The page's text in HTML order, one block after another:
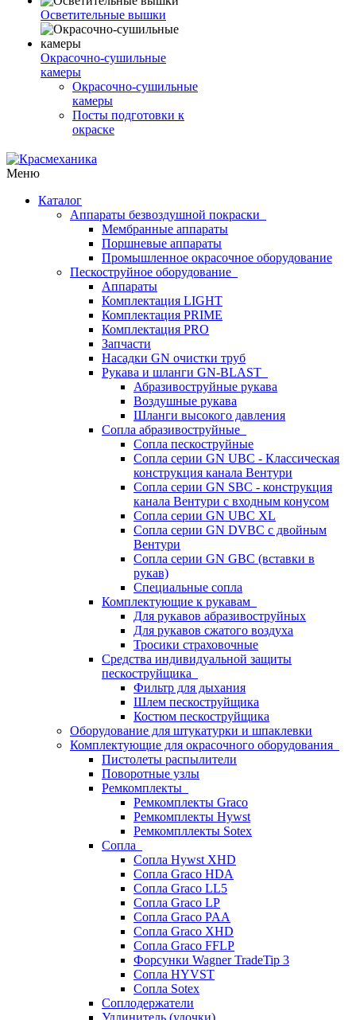
Осветительные вышки
Окрасочно-сушильные
камеры
Окрасочно-сушильные
камеры
Посты подготовки к
окраске
Меню
Каталог
Аппараты безвоздушной покраски
Мембранные аппараты
Поршневые аппараты
Промышленное окрасочное оборудование
Пескоструйное оборудование
Аппараты
Комплектация LIGHT
Комплектация PRIME
Комплектация PRO
Запчасти
Насадки GN очистки труб
Рукава и шланги GN-BLAST
Абразивоструйные рукава
Воздушные рукава
Шланги высокого давления
Сопла абразивоструйные
Сопла пескоструйные
Сопла серии GN UBC - Классическая
конструкция канала Вентури
Сопла серии GN SBC - конструкция
канала Вентури c входным конусом
Сопла серии GN UBC XL
Сопла серии GN DVBC с двойным
Вентури
Сопла серии GN GBC (вставки в
рукав)
Специальные сопла
Комплектующие к рукавам
Для рукавов абразивоструйных
Для рукавов сжатого воздуха
Тросики страховочные
Средства индивидуальной защиты
пескоструйщика
Фильтр для дыхания
Шлем пескоструйщика
Костюм пескоструйщика
Оборудование для штукатурки и шпаклевки
Комплектующие для окрасочного оборудования
Пистолеты распылители
Поворотные узлы
Ремкомплекты
Ремкомплекты Graco
Ремкомплекты Hywst
Ремкомпллекты Sotex
Сопла
Сопла Hywst XHD
Сопла Graco HDA
Сопла Graco LL5
Сопла Graco LP
Сопла Graco PAA
Сопла Graco XHD
Сопла Graco FFLP
Форсунки Wagner TradeTip 3
Сопла HYVST
Сопла Sotex
Соплодержатели
Удлинитель (удочки)